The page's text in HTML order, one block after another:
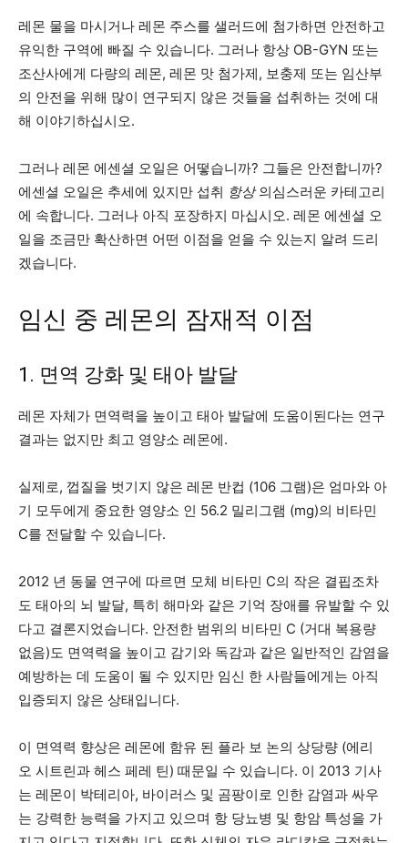
레몬 물을 마시거나 레몬 주스를 샐러드에 첨가하면 안전하고
유익한 구역에 빠질 수 있습니다. 그러나 항상 OB-GYN 또는
조산사에게 다량의 레몬, 레몬 맛 첨가제, 보충제 또는 임산부
의 안전을 위해 많이 연구되지 않은 것들을 섭취하는 것에 대
해 이야기하십시오.
그러나 레몬 에센셜 오일은 어떻습니까? 그들은 안전합니까?
에센셜 오일은 추세에 있지만 섭취 항상의심스러운 카테고리
에 속합니다. 그러나 아직 포장하지 마십시오. 레몬 에센셜 오
일을 조금만 확산하면 어떤 이점을 얻을 수 있는지 알려 드리
겠습니다.
임신 중 레몬의 잠재적 이점
1. 면역 강화 및 태아 발달
레몬 자체가 면역력을 높이고 태아 발달에 도움이된다는 연구
결과는 없지만 최고 영양소 레몬에.
실제로, 껍질을 벗기지 않은 레몬 반컵 (106 그램)은 엄마와 아
기 모두에게 중요한 영양소 인 56.2 밀리그램 (mg)의 ​​비타민
C를 전달할 수 있습니다.
2012 년 동물 연구에 따르면 모체 비타민 C의 작은 결핍조차
도 태아의 뇌 발달, 특히 해마와 같은 기억 장애를 유발할 수 있
다고 결론지었습니다. 안전한 범위의 비타민 C (거대 복용량
없음)도 면역력을 높이고 감기와 독감과 같은 일반적인 감염을
예방하는 데 도움이 될 수 있지만 임신 한 사람들에게는 아직
입증되지 않은 상태입니다.
이 면역력 향상은 레몬에 함유 된 플라 보 논의 상당량 (에리
오 시트린과 헤스 페레 틴) 때문일 수 있습니다. 이 2013 기사
는 레몬이 박테리아, 바이러스 및 곰팡이로 인한 감염과 싸우
는 강력한 능력을 가지고 있으며 항 당뇨병 및 항암 특성을 가